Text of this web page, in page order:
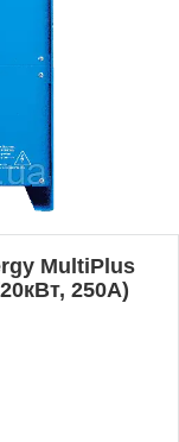
MultiPlus
250А)